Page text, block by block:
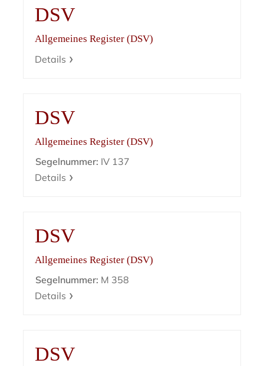
DSV
Allgemeines Register (DSV)
Details
DSV
Allgemeines Register (DSV)
Segelnummer: IV 137
Details
DSV
Allgemeines Register (DSV)
Segelnummer: M 358
Details
DSV